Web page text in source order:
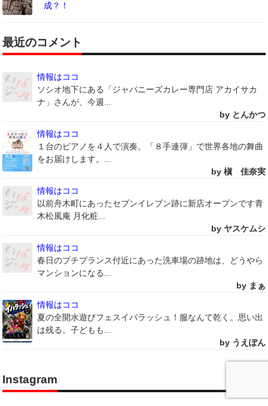
成？！
最近のコメント
情報はココ
ソシオ地下にある「ジャパニーズカレー専門店 アカイサカ
ナ」さんが、今週...
by とんかつ
情報はココ
１台のピアノを４人で演奏。「８手連弾」で世界各地の舞曲
をお届けします。...
by 槇 佳奈実
情報はココ
以前舟木町にあったセブンイレブン跡に新店オープンです青
木松風庵 月化粧...
by ヤスケムシ
情報はココ
春日のプチプランス付近にあった洗車場の跡地は、どうやら
マンションになる...
by まぁ
情報はココ
夏の全開水遊びフェスイバラッシュ！服なんて乾く。思い出
は残る。子どもも...
by うえぽん
Instagram